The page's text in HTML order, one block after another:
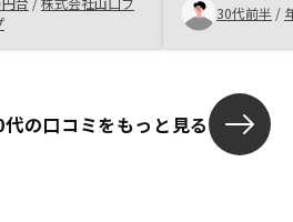
談や書類処理な
。まだ使用してい
て直接担当者とコ
に至りました。
30代前半 /
代の口コミをもっと見る